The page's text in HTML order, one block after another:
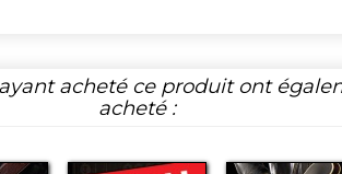
acheté ce produit ont
acheté :